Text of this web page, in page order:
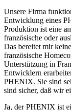
Unsere Firma
Entwicklung eines
Produktion ist eine
französische oder
Das bereitet mir
französische
Unterstützung in
Entwicklern
PHENIX. Sie sind
sind sicher, daß wir
Ja, der PHENIX ist